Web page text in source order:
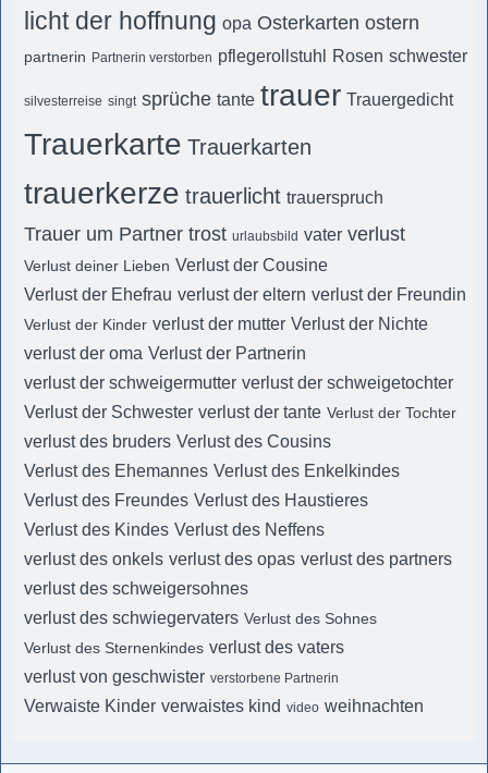
licht der hoffnung opa Osterkarten ostern
partnerin Partnerin verstorben pflegerollstuhl Rosen schwester
silvesterreise singt sprüche tante trauer Trauergedicht
Trauerkarte Trauerkarten
trauerkerze trauerlicht trauerspruch
Trauer um Partner trost urlaubsbild vater verlust
Verlust deiner Lieben Verlust der Cousine
Verlust der Ehefrau verlust der eltern verlust der Freundin
Verlust der Kinder verlust der mutter Verlust der Nichte
verlust der oma Verlust der Partnerin
verlust der schweigermutter verlust der schweigetochter
Verlust der Schwester verlust der tante Verlust der Tochter
verlust des bruders Verlust des Cousins
Verlust des Ehemannes Verlust des Enkelkindes
Verlust des Freundes Verlust des Haustieres
Verlust des Kindes Verlust des Neffens
verlust des onkels verlust des opas verlust des partners
verlust des schweigersohnes
verlust des schwiegervaters Verlust des Sohnes
Verlust des Sternenkindes verlust des vaters
verlust von geschwister verstorbene Partnerin
Verwaiste Kinder verwaistes kind video weihnachten